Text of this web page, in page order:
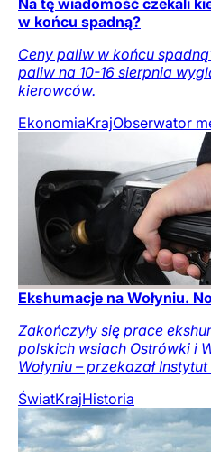
w końcu spadną?
Ceny paliw w końcu
paliw na 10-16 sierpnia
kierowców.
EkonomiaKrajObserwator
Ekshumacje na Wołyniu.
Zakończyły się prace
polskich wsiach Ostrówki i
Wołyniu – przekazał
ŚwiatKrajHistoria